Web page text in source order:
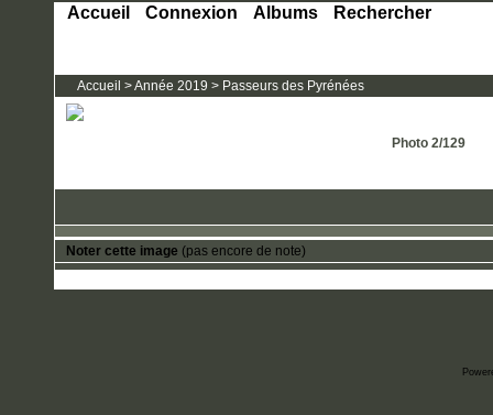
Accueil Connexion Albums Rechercher
Accueil >Année 2019 > Passeurs des Pyrénées
Photo 2/129
Noter cette image (pas encore de note)